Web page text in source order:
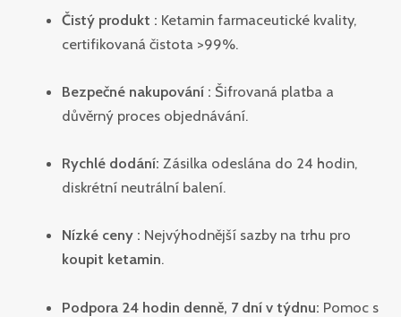
Čistý produkt : Ketamin farmaceutické kvality,
certifikovaná čistota >99%.
Bezpečné nakupování : Šifrovaná platba a
důvěrný proces objednávání.
Rychlé dodání: Zásilka odeslána do 24 hodin,
diskrétní neutrální balení.
Nízké ceny : Nejvýhodnější sazby na trhu pro
koupit ketamin.
Podpora 24 hodin denně, 7 dní v týdnu: Pomoc s